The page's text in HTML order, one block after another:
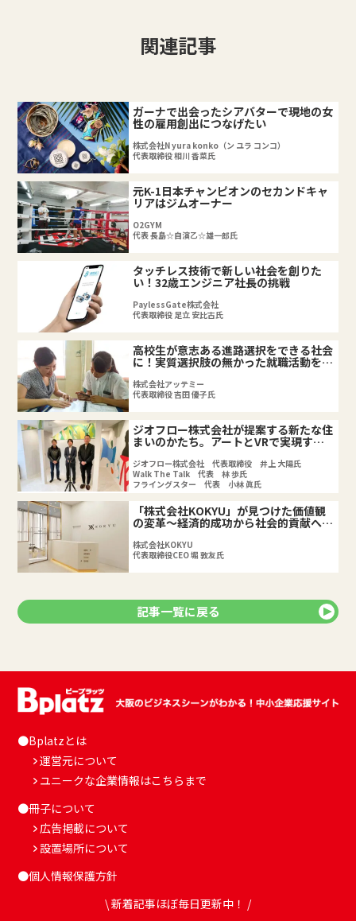
関連記事
ガーナで出会ったシアバターで現地の女
性の雇用創出につなげたい
株式会社N yura konko（ン ユラ コンコ）
代表取締役 相川 香菜氏
元K-1日本チャンピオンのセカンドキャ
リアはジムオーナー
O2GYM
代表 長島☆自演乙☆雄一郎氏
タッチレス技術で新しい社会を創りた
い！32歳エンジニア社長の挑戦
PaylessGate株式会社
代表取締役 足立 安比古氏
高校生が意志ある進路選択をできる社会
に！実質選択肢の無かった就職活動を改
株式会社アッテミー
代表取締役 吉田 優子氏
ジオフロー株式会社が提案する新たな住
まいのかたち。アートとVRで実現する
ジオフロー株式会社 代表取締役 井上 大陽氏
Walk The Talk 代表 林 歩氏
フライングスター 代表 小林 眞氏
「株式会社KOKYU」が見つけた価値観
の変革～経済的成功から社会的貢献への
株式会社KOKYU
代表取締役CEO 堀 敦友氏
記事一覧に戻る
●Bplatzとは
運営元について
ユニークな企業情報はこちらまで
●冊子について
広告掲載について
設置場所について
●個人情報保護方針
\ 新着記事ほぼ毎日更新中！ /